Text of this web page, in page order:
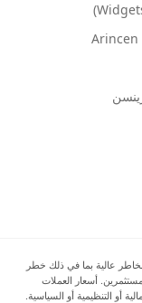
عالية بما في ذلك خطر
أسعار العملات
أو التنظيمية أو السياسية.